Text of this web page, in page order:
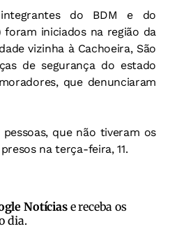
do BDM e do
foram iniciados na região da
vizinha à Cachoeira, São
de segurança do estado
que denunciaram
que não tiveram os
na terça-feira, 11.
Notíciase receba os
dia.